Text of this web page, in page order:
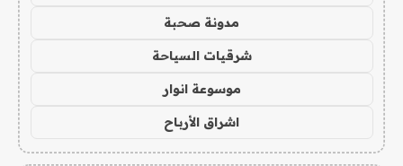
مدونة صحبة
شرقيات السياحة
موسوعة انوار
اشراق الأرباح